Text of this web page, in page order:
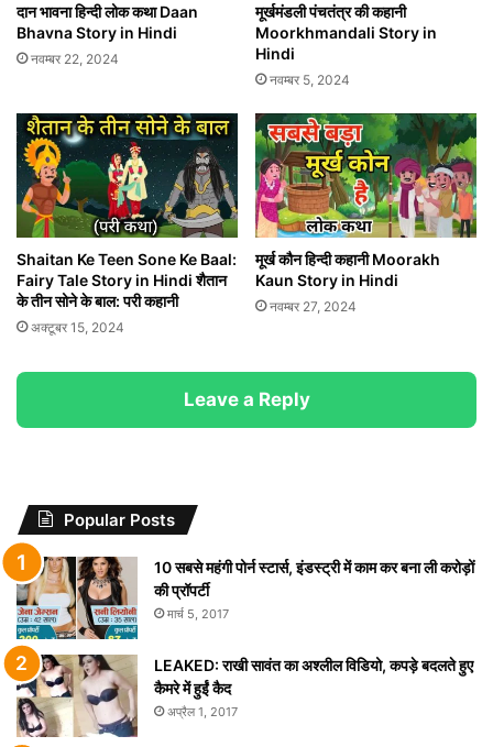
दान भावना हिन्दी लोक कथा Daan
Bhavna Story in Hindi
नवम्बर 22, 2024
मूर्खमंडली पंचतंत्र की कहानी
Moorkhmandali Story in
Hindi
नवम्बर 5, 2024
Shaitan Ke Teen Sone Ke Baal:
Fairy Tale Story in Hindi शैतान
के तीन सोने के बाल: परी कहानी
अक्टूबर 15, 2024
मूर्ख कौन हिन्दी कहानी Moorakh
Kaun Story in Hindi
नवम्बर 27, 2024
Leave a Reply
Popular Posts
10 सबसे महंगी पोर्न स्टार्स, इंडस्ट्री में काम कर बना ली करोड़ों
की प्रॉपर्टी
मार्च 5, 2017
LEAKED: राखी सावंत का अश्लील विडियो, कपड़े बदलते हुए
कैमरे में हुईं कैद
अप्रैल 1, 2017